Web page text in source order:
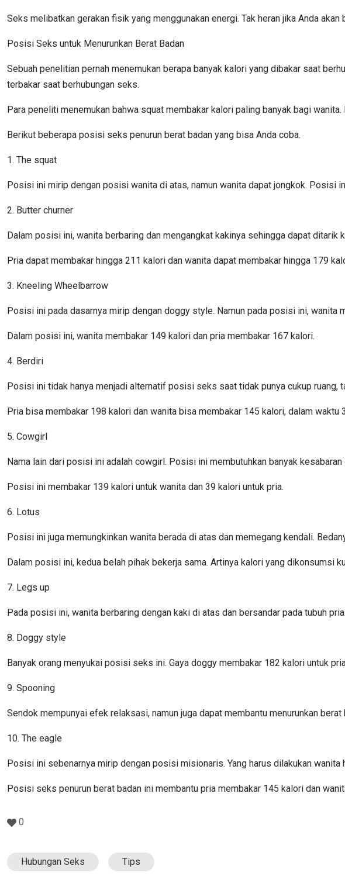
Seks melibatkan gerakan fisik yang menggunakan energi. Tak heran jika Anda
Posisi Seks untuk Menurunkan Berat Badan
Sebuah penelitian pernah menemukan berapa banyak kalori yang dibakar saat
terbakar saat berhubungan seks.
Para peneliti menemukan bahwa squat membakar kalori paling banyak bagi
Berikut beberapa posisi seks penurun berat badan yang bisa Anda coba.
1. The squat
Posisi ini mirip dengan posisi wanita di atas, namun wanita dapat jongkok. Posisi
2. Butter churner
Dalam posisi ini, wanita berbaring dan mengangkat kakinya sehingga dapat
Pria dapat membakar hingga 211 kalori dan wanita dapat membakar hingga 179
3. Kneeling Wheelbarrow
Posisi ini pada dasarnya mirip dengan doggy style. Namun pada posisi ini, wanita
Dalam posisi ini, wanita membakar 149 kalori dan pria membakar 167 kalori.
4. Berdiri
Posisi ini tidak hanya menjadi alternatif posisi seks saat tidak punya cukup ruang,
Pria bisa membakar 198 kalori dan wanita bisa membakar 145 kalori, dalam waktu
5. Cowgirl
Nama lain dari posisi ini adalah cowgirl. Posisi ini membutuhkan banyak kesabaran
Posisi ini membakar 139 kalori untuk wanita dan 39 kalori untuk pria.
6. Lotus
Posisi ini juga memungkinkan wanita berada di atas dan memegang kendali.
Dalam posisi ini, kedua belah pihak bekerja sama. Artinya kalori yang dikonsumsi
7. Legs up
Pada posisi ini, wanita berbaring dengan kaki di atas dan bersandar pada tubuh
8. Doggy style
Banyak orang menyukai posisi seks ini. Gaya doggy membakar 182 kalori untuk
9. Spooning
Sendok mempunyai efek relaksasi, namun juga dapat membantu menurunkan
10. The eagle
Posisi ini sebenarnya mirip dengan posisi misionaris. Yang harus dilakukan wanita
Posisi seks penurun berat badan ini membantu pria membakar 145 kalori dan
0
Hubungan Seks Tips